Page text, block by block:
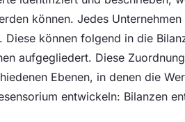
können. Jedes
Diese können folgend in die
aufgegliedert. Diese
Ebenen, in denen die
entwickeln: Bilanzen